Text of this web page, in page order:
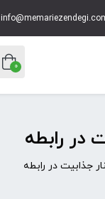
0
در رابطه
جذابیت در رابطه